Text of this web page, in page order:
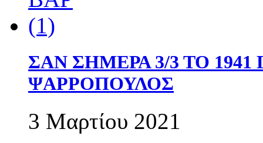
ΣΑΝ ΣΗΜΕΡΑ 3/3 ΤΟ
ΨΑΡΡΟΠΟΥΛΟΣ
3 Μαρτίου 2021